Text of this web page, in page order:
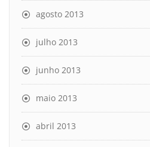
agosto 2013
julho 2013
junho 2013
maio 2013
abril 2013